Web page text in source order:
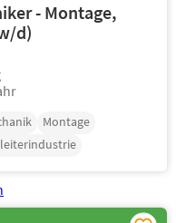
- Montage,
d)
Montage